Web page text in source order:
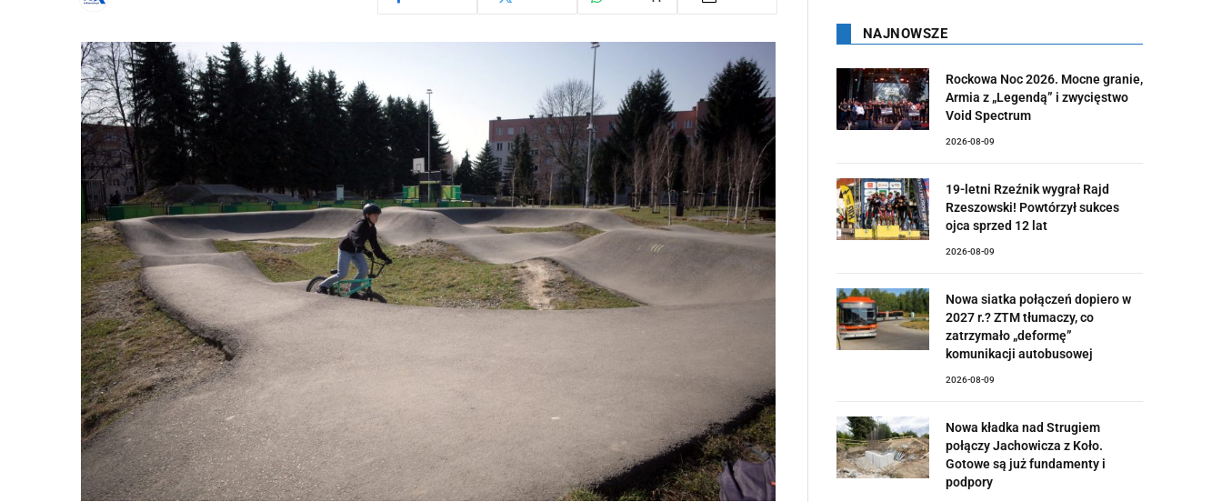
NAJNOWSZE
Rockowa Noc 2026. Mocne granie,
Armia z „Legendą” i zwycięstwo
Void Spectrum
2026-08-09
19-letni Rzeźnik wygrał Rajd
Rzeszowski! Powtórzył sukces
ojca sprzed 12 lat
2026-08-09
Nowa siatka połączeń dopiero w
2027 r.? ZTM tłumaczy, co
zatrzymało „deformę”
komunikacji autobusowej
2026-08-09
Nowa kładka nad Strugiem
połączy Jachowicza z Koło.
Gotowe są już fundamenty i
podpory